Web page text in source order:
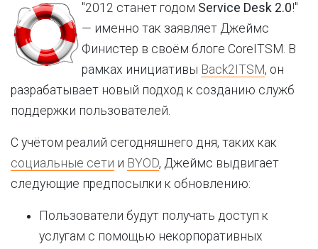
"2012 станет годом Service Desk 2.0!"
— именно так заявляет Джеймс
Финистер в своём блоге CoreITSM. В
рамках инициативы Back2ITSM, он
разрабатывает новый подход к созданию служб
поддержки пользователей.
С учётом реалий сегодняшнего дня, таких как
социальные сети и BYOD, Джеймс выдвигает
следующие предпосылки к обновлению:
Пользователи будут получать доступ к
услугам с помощью некорпоративных